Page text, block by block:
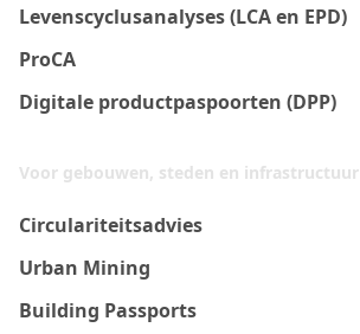
Levenscyclusanalyses (LCA en EPD)
ProCA
Digitale productpaspoorten (DPP)
Voor gebouwen, steden en infrastructuur
Circulariteitsadvies
Urban Mining
Building Passports